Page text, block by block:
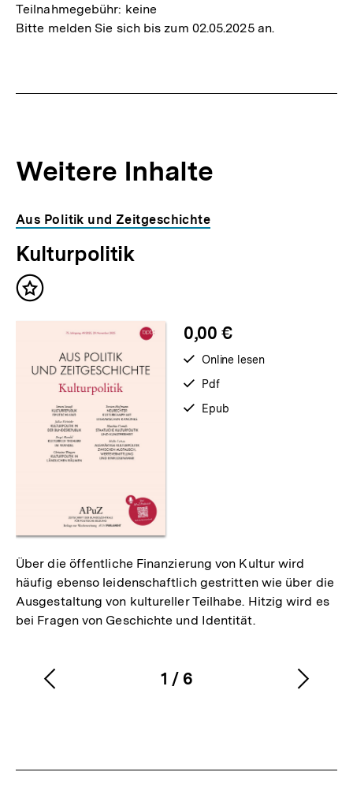
Teilnahmegebühr: keine
Bitte melden Sie sich bis zum 02.05.2025 an.
Weitere Inhalte
Inhaltskarousell
für
weitere
Inhalte
Inhaltskarussell
überspringen
Aus Politik und Zeitgeschichte
Kulturpolitik
Inhalt
0,00 €
verfügbar
Online lesen
verfügbar
Pdf
verfügbar
Epub
Über die öffentliche Finanzierung von Kultur wird
häufig ebenso leidenschaftlich gestritten wie über die
Ausgestaltung von kultureller Teilhabe. Hitzig wird es
bei Fragen von Geschichte und Identität.
Karussellinhalt
1
von
/ 6
Vorherigen